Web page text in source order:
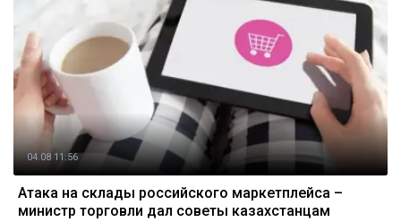
04.08 11:56
Атака на склады российского маркетплейса –
министр торговли дал советы казахстанцам